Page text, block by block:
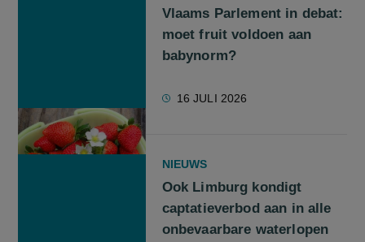
Vlaams Parlement in debat:
moet fruit voldoen aan
babynorm?
16 JULI 2026
NIEUWS
Ook Limburg kondigt
captatieverbod aan in alle
onbevaarbare waterlopen